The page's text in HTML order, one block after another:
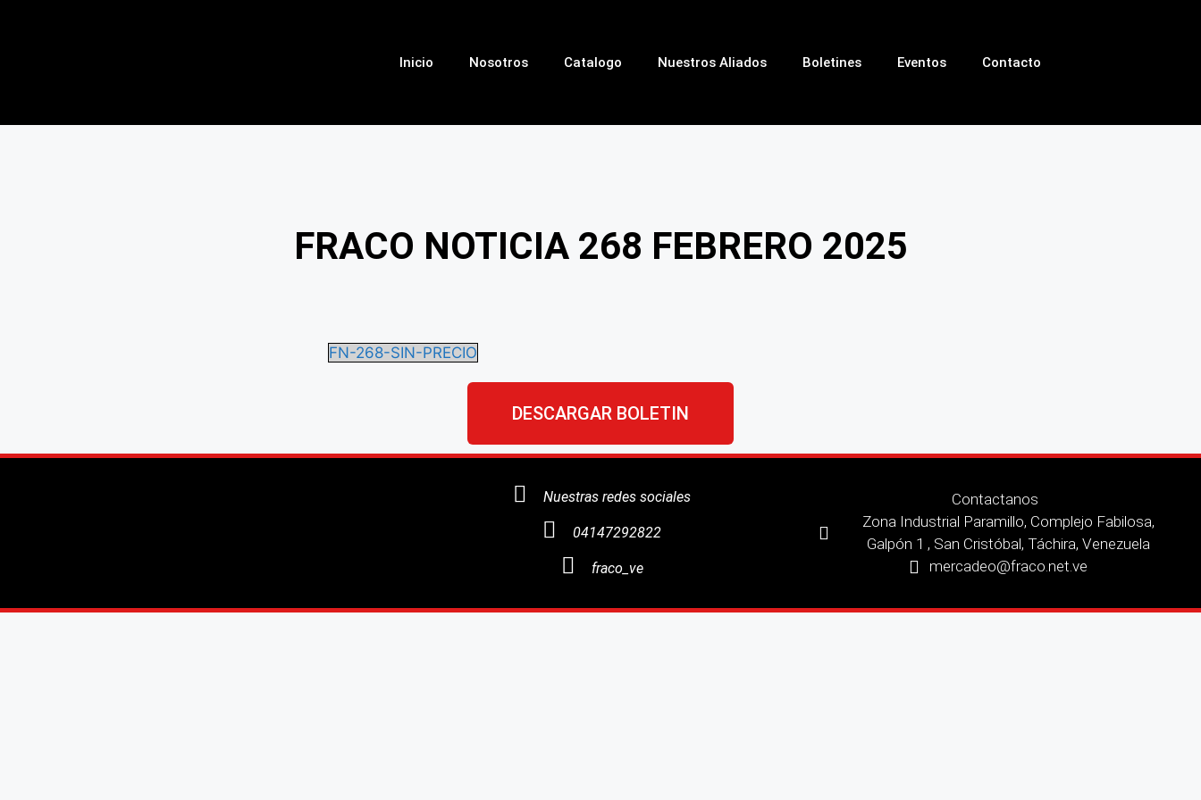
Inicio Nosotros Catalogo Nuestros Aliados Boletines Eventos Contacto
FRACO NOTICIA 268 FEBRERO 2025
FN-268-SIN-PRECIO
DESCARGAR BOLETIN
Nuestras redes sociales
04147292822
fraco_ve
Contactanos
Zona Industrial Paramillo, Complejo Fabilosa,
Galpón 1 , San Cristóbal, Táchira, Venezuela
mercadeo@fraco.net.ve